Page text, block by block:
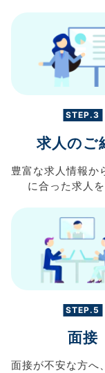
STEP.3
求人のご
豊富な求人情報か
に合った求人を
STEP.5
面接
面接が不安な方へ、